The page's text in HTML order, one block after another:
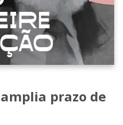
prazo de